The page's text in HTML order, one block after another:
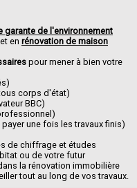
garante de l'environnement
en rénovation de maison
pour mener à bien votre
corps d'état)
BBC)
une fois les travaux finis)
de chiffrage et études
ou de votre futur
la rénovation immobilière
tout au long de vos travaux.